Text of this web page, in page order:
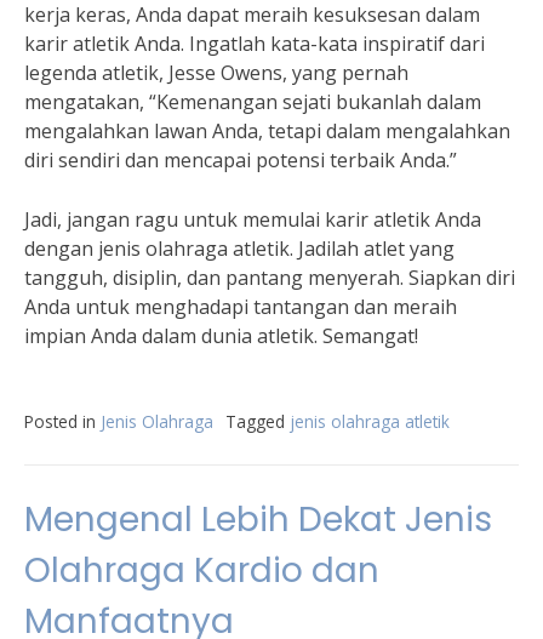
kerja keras, Anda dapat meraih kesuksesan dalam
karir atletik Anda. Ingatlah kata-kata inspiratif dari
legenda atletik, Jesse Owens, yang pernah
mengatakan, “Kemenangan sejati bukanlah dalam
mengalahkan lawan Anda, tetapi dalam mengalahkan
diri sendiri dan mencapai potensi terbaik Anda.”
Jadi, jangan ragu untuk memulai karir atletik Anda
dengan jenis olahraga atletik. Jadilah atlet yang
tangguh, disiplin, dan pantang menyerah. Siapkan diri
Anda untuk menghadapi tantangan dan meraih
impian Anda dalam dunia atletik. Semangat!
Posted in Jenis Olahraga Tagged jenis olahraga atletik
Mengenal Lebih Dekat Jenis
Olahraga Kardio dan
Manfaatnya